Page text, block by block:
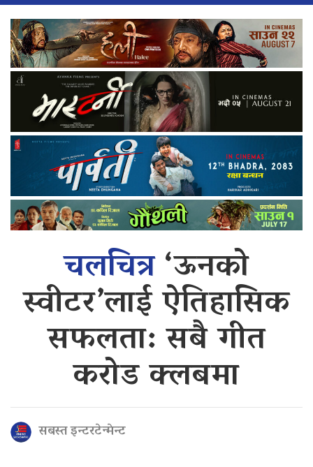
चलचित्र‘ऊनको
स्वीटर’लाई ऐतिहासिक
सफलता: सबै गीत
करोड क्लबमा
सबस्त इन्टरटेन्मेन्ट